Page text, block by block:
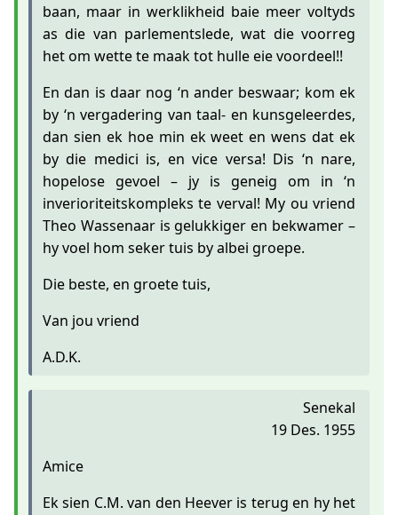
baan, maar in werklikheid baie meer voltyds
as die van parlementslede, wat die voorreg
het om wette te maak tot hulle eie voordeel!!
En dan is daar nog ‘n ander beswaar; kom ek
by ‘n vergadering van taal- en kunsgeleerdes,
dan sien ek hoe min ek weet en wens dat ek
by die medici is, en vice versa! Dis ‘n nare,
hopelose gevoel – jy is geneig om in ‘n
inverioriteitskompleks te verval! My ou vriend
Theo Wassenaar is gelukkiger en bekwamer –
hy voel hom seker tuis by albei groepe.
Die beste, en groete tuis,
Van jou vriend
A.D.K.
Senekal
19 Des. 1955
Amice
Ek sien C.M. van den Heever is terug en hy het